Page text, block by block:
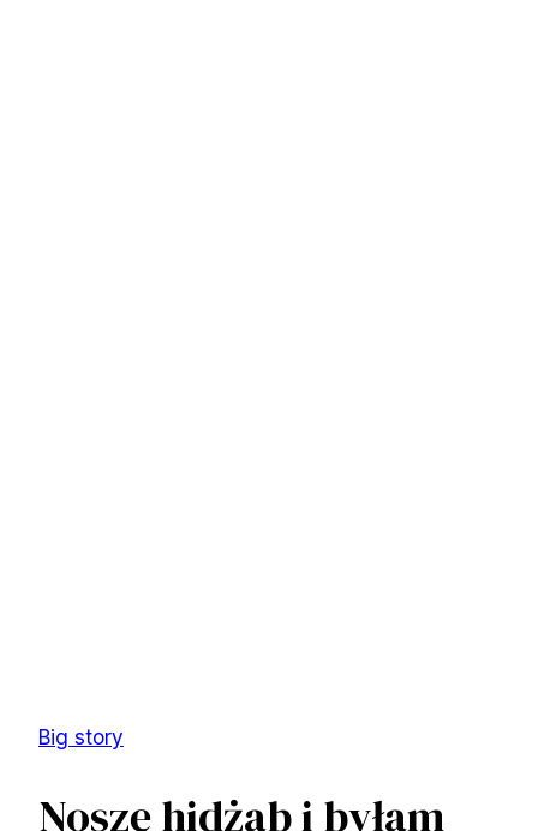
Big story
Noszę hidżab i byłam